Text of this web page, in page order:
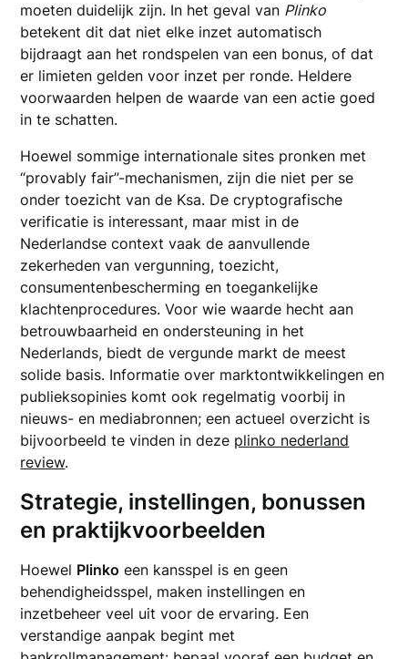
moeten duidelijk zijn. In het geval van Plinko
betekent dit dat niet elke inzet automatisch
bijdraagt aan het rondspelen van een bonus, of dat
er limieten gelden voor inzet per ronde. Heldere
voorwaarden helpen de waarde van een actie goed
in te schatten.
Hoewel sommige internationale sites pronken met
“provably fair”-mechanismen, zijn die niet per se
onder toezicht van de Ksa. De cryptografische
verificatie is interessant, maar mist in de
Nederlandse context vaak de aanvullende
zekerheden van vergunning, toezicht,
consumentenbescherming en toegankelijke
klachtenprocedures. Voor wie waarde hecht aan
betrouwbaarheid en ondersteuning in het
Nederlands, biedt de vergunde markt de meest
solide basis. Informatie over marktontwikkelingen en
publieksopinies komt ook regelmatig voorbij in
nieuws- en mediabronnen; een actueel overzicht is
bijvoorbeeld te vinden in deze plinko nederland
review.
Strategie, instellingen, bonussen
en praktijkvoorbeelden
Hoewel Plinko een kansspel is en geen
behendigheidsspel, maken instellingen en
inzetbeheer veel uit voor de ervaring. Een
verstandige aanpak begint met